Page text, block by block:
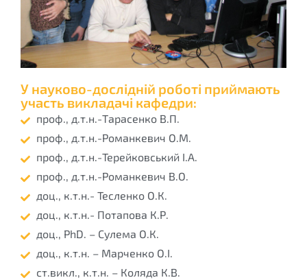
У науково-дослідній роботі приймають
участь викладачі кафедри:
проф., д.т.н.-Тарасенко В.П.
проф., д.т.н.-Романкевич О.М.
проф., д.т.н.-Терейковський І.А.
проф., д.т.н.-Романкевич В.О.
доц., к.т.н.- Тесленко О.К.
доц., к.т.н.- Потапова К.Р.
доц., PhD. – Сулема О.К.
доц., к.т.н. – Марченко О.І.
ст.викл., к.т.н. – Коляда К.В.